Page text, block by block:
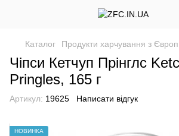
Каталог Продукти харчування з
Чіпси Кетчуп Прінглс
Pringles, 165 г
Артикул: 19625 Написати відгук
НОВИНКА